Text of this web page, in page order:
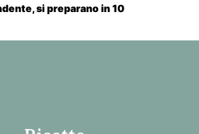
si preparano in 10